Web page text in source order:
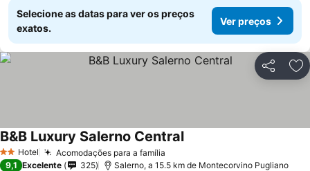
Selecione as datas para ver os preços
exatos.
Ver preços
Partilhar
2 Estrelas
Hotel Acomodações para a família
B&B Luxury Salerno CentralVer preços
9,1 Excelente 325 Salerno, a 15.5 km de Montecorvino Pugliano